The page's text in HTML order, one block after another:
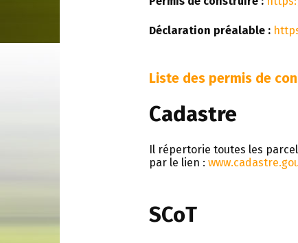
Déclaration préalable :
Liste des permis de
Cadastre
Il répertorie toutes les
par le lien :
SCoT